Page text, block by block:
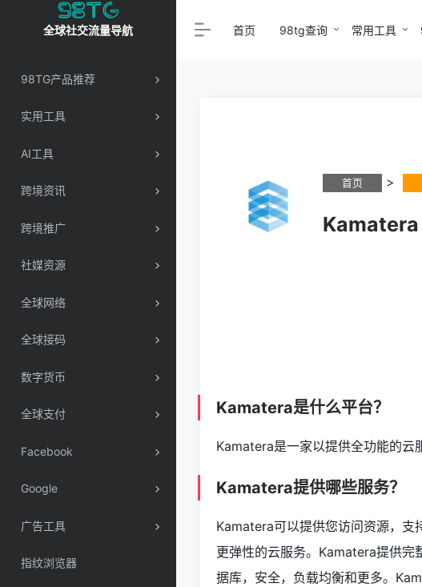
全球社交流量导航
98TG产品推荐
实用工具
AI工具
跨境资讯
跨境推广
社媒资源
全球网络
全球接码
数字货币
全球支付
Facebook
Google
广告工具
指纹浏览器
首页 98tg查询 常用工具
首页 >
Kamatera
Kamatera是什么平台？
Kamatera是一家以提供全功能的云
Kamatera提供哪些服务？
Kamatera可以提供您访问资源，支
更弹性的云服务。Kamatera提供完
据库，安全，负载均衡和更多。